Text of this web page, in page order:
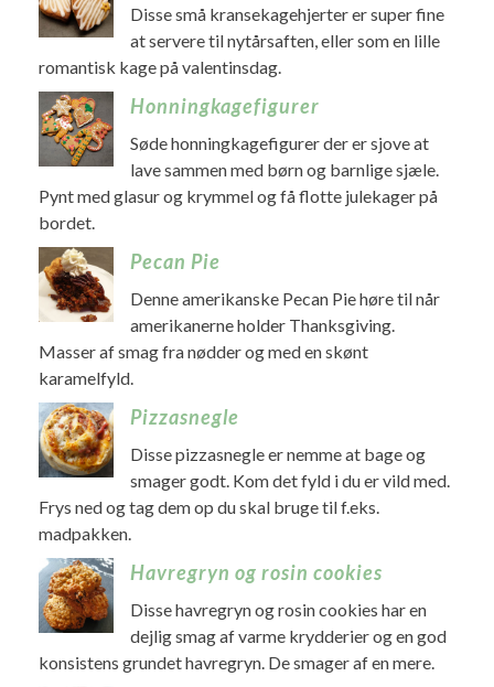
Disse små kransekagehjerter er super fine
at servere til nytårsaften, eller som en lille
romantisk kage på valentinsdag.
Honningkagefigurer
Søde honningkagefigurer der er sjove at
lave sammen med børn og barnlige sjæle.
Pynt med glasur og krymmel og få flotte julekager på
bordet.
Pecan Pie
Denne amerikanske Pecan Pie høre til når
amerikanerne holder Thanksgiving.
Masser af smag fra nødder og med en skønt
karamelfyld.
Pizzasnegle
Disse pizzasnegle er nemme at bage og
smager godt. Kom det fyld i du er vild med.
Frys ned og tag dem op du skal bruge til f.eks.
madpakken.
Havregryn og rosin cookies
Disse havregryn og rosin cookies har en
dejlig smag af varme krydderier og en god
konsistens grundet havregryn. De smager af en mere.